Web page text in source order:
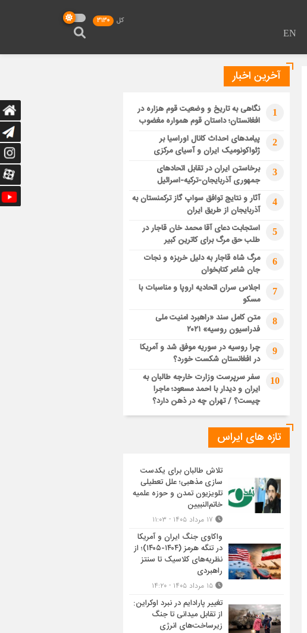
EN
کل 3130
آخرین اخبار
1
نگاهی به تاریخ و وضعیت قوم هزاره در
افغانستان؛ داستان قوم همواره مغضوب
2
پیامدهای احداث کانال اوراسیا بر
ژئواکونومیک ایران و آسیای مرکزی
3
برخاستن ایران در تقابل اتحادهای
جمهوری آذربایجان-ترکیه-اسرائیل
4
آثار و نتایج توافق سواپ گاز ترکمنستان به
آذربایجان از طریق ایران
5
استجابت دعای آقا محمد خان قاجار در
طلب حق مرگ برای کاترین کبیر
6
مرگ شاه قاجار به دلیل خربزه و نجات
جان شاعر کتابخوان
7
اجلاس سران اتحادیه اروپا و مناسبات با
مسکو
8
متن کامل سند «راهبرد امنیت ملی
فدراسیون روسیه» ۲۰۲۱
9
چرا روسیه در سوریه موفق شد و آمریکا
در افغانستان شکست خورد؟
10
سفر سرپرست وزارت خارجه طالبان به
ایران و دیدار با احمد مسعود؛ ماجرا
چیست؟ / تهران چه در ذهن دارد؟
تازه های ایراس
تلاش طالبان برای یکدست
سازی مذهبی؛ علل تعطیلی
تلویزیون تمدن و حوزه علمیه
خاتم‌النبیین
واکاوی جنگ ایران و آمریکا
در تنگه هرمز (۱۴۰۴-۱۴۰۵)؛ از
نظریه‌های کلاسیک تا سنتز
راهبردی
تغییر پارادایم در نبرد اوکراین:
از تقابل میدانی تا جنگ
زیرساخت‌های انرژی